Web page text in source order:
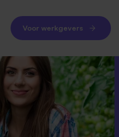
Voor werkgevers